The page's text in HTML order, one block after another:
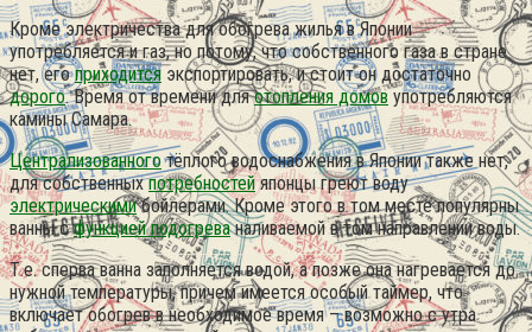
Кроме электричества для обогрева жилья в Японии
употребляется и газ, но потому, что собственного газа в стране
нет, егоприходитсяэкспортировать, и стоит он достаточно
дорого. Время от времени дляотопления домовупотребляются
камины Самара.
Централизованноготёплого водоснабжения в Японии также нет,
для собственныхпотребностейяпонцы греют воду
электрическимибойлерами. Кроме этого в том месте популярны
ванны сфункцией подогреваналиваемой в том направлении воды.
Т.е. сперва ванна заполняется водой, а позже она нагревается до
нужной температуры, причем имеется особый таймер, что
включает обогрев в необходимое время – возможно с утра